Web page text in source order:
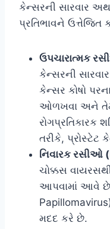
કેન્સરની સારવાર
પ્રતિભાવને
ઉપચારાત્મક
કેન્સરની
કેન્સર કોષો
ઓળખવા અને
રોગપ્રતિકારક
તરીકે, પ્રોસ્ટેટ
નિવારક રસીઓ
ચોક્કસ
આપવામાં આવે છે.
મદદ કરે છે.